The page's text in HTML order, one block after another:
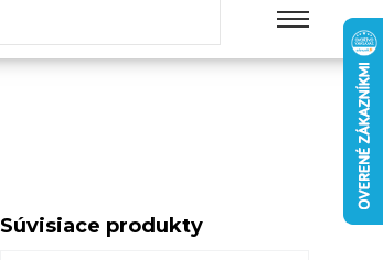
Súvisiace produkty